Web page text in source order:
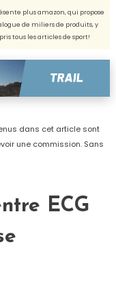
plus amazon, qui propose
de miliers de produits, y
tous les articles de sport!
dans cet article sont
une commission. Sans
ECG